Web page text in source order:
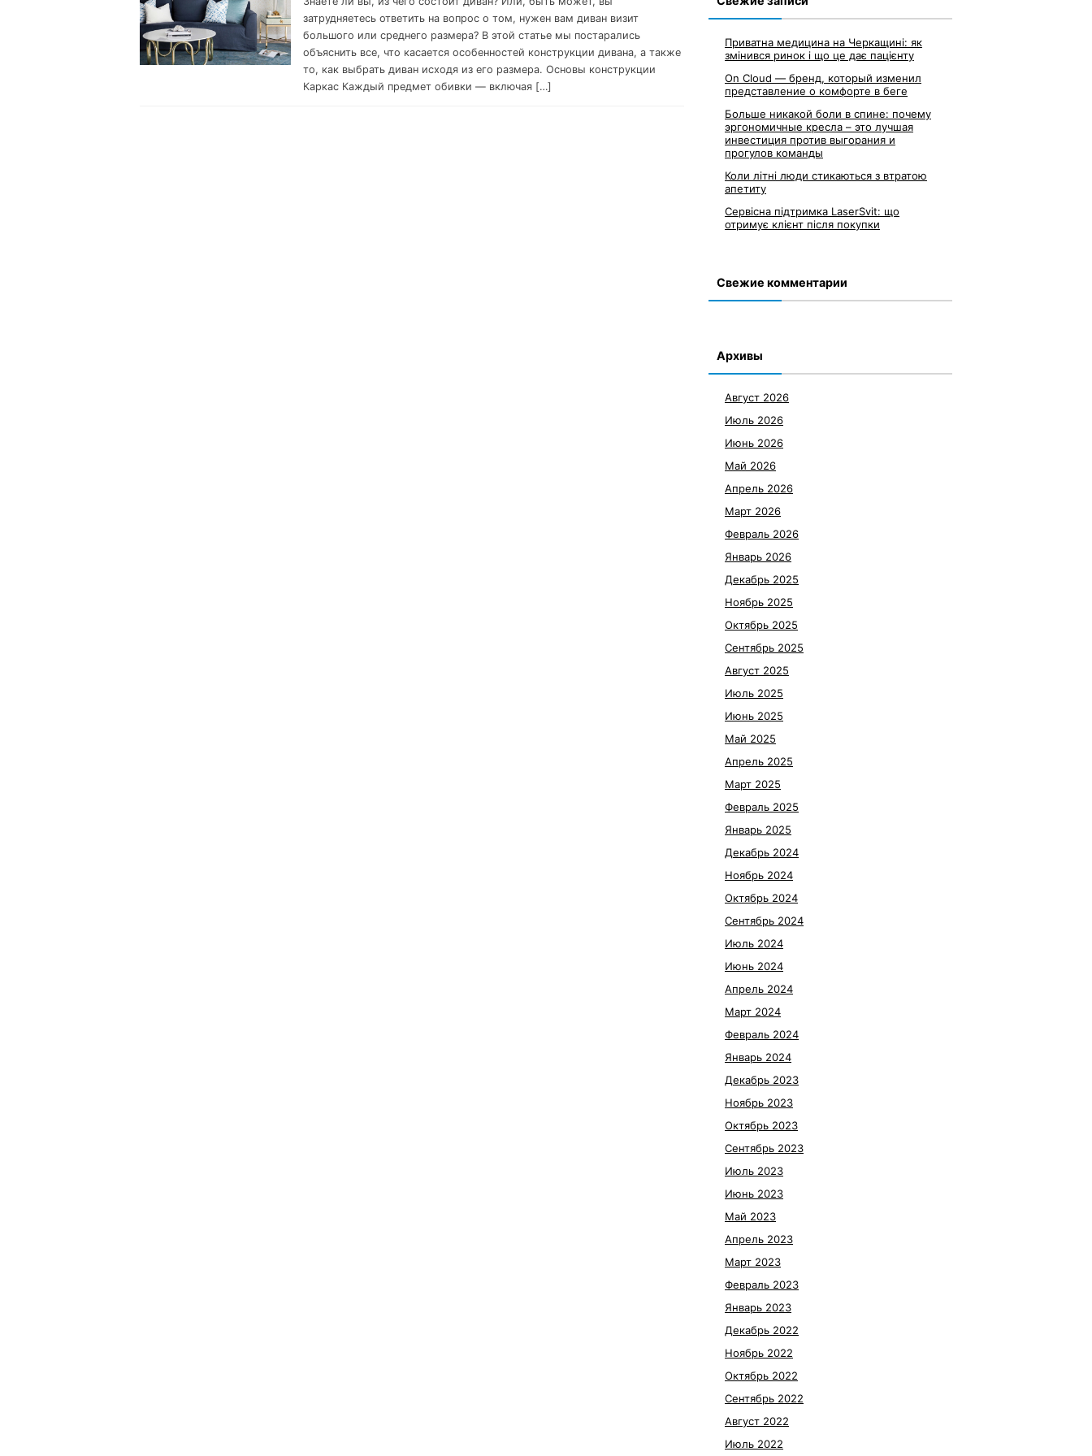
затрудняетесь ответить на вопрос о том, нужен вам диван визит
большого или среднего размера? В этой статье мы постарались
объяснить все, что касается особенностей конструкции дивана, а также
то, как выбрать диван исходя из его размера. Основы конструкции
Каркас Каждый предмет обивки — включая […]
Приватна медицина на Черкащині: як
змінився ринок і що це дає пацієнту
On Cloud — бренд, который изменил
представление о комфорте в беге
Больше никакой боли в спине: почему
эргономичные кресла – это лучшая
инвестиция против выгорания и
прогулов команды
Коли літні люди стикаються з втратою
апетиту
Сервісна підтримка LaserSvit: що
отримує клієнт після покупки
Свежие комментарии
Архивы
Август 2026
Июль 2026
Июнь 2026
Май 2026
Апрель 2026
Март 2026
Февраль 2026
Январь 2026
Декабрь 2025
Ноябрь 2025
Октябрь 2025
Сентябрь 2025
Август 2025
Июль 2025
Июнь 2025
Май 2025
Апрель 2025
Март 2025
Февраль 2025
Январь 2025
Декабрь 2024
Ноябрь 2024
Октябрь 2024
Сентябрь 2024
Июль 2024
Июнь 2024
Апрель 2024
Март 2024
Февраль 2024
Январь 2024
Декабрь 2023
Ноябрь 2023
Октябрь 2023
Сентябрь 2023
Июль 2023
Июнь 2023
Май 2023
Апрель 2023
Март 2023
Февраль 2023
Январь 2023
Декабрь 2022
Ноябрь 2022
Октябрь 2022
Сентябрь 2022
Август 2022
Июль 2022